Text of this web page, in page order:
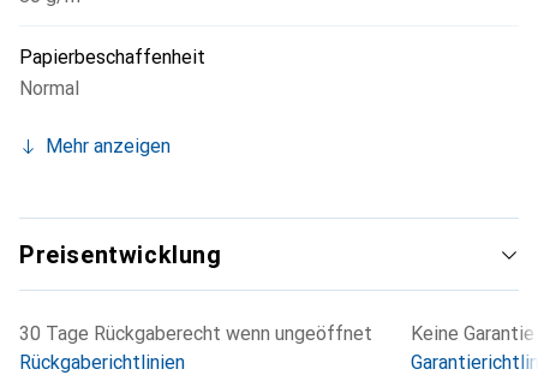
Papierbeschaffenheit
Normal
Mehr anzeigen
Preisentwicklung
30 Tage Rückgaberecht wenn ungeöffnet
Rückgaberichtlinien
Keine Garantie